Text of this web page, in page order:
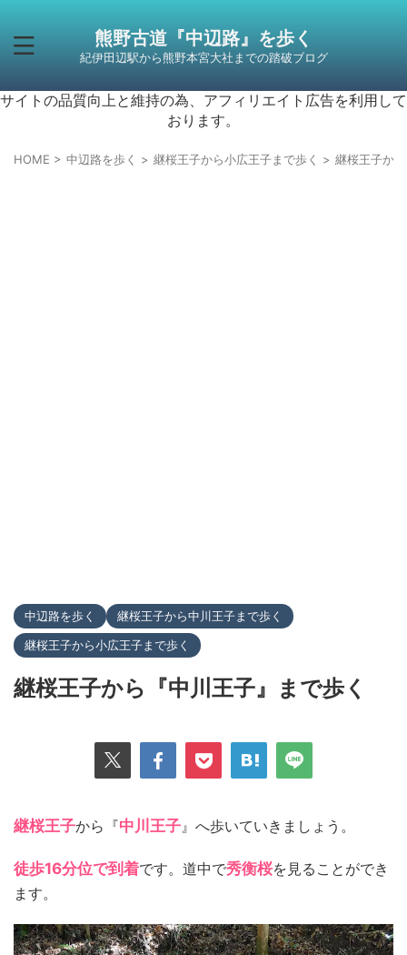
熊野古道『中辺路』を歩く
紀伊田辺駅から熊野本宮大社までの踏破ブログ
サイトの品質向上と維持の為、アフィリエイト広告を利用して
おります。
HOME > 中辺路を歩く > 継桜王子から小広王子まで歩く > 継桜王子か
中辺路を歩く
継桜王子から中川王子まで歩く
継桜王子から小広王子まで歩く
継桜王子から『中川王子』まで歩く
継桜王子から『中川王子』へ歩いていきましょう。
徒歩16分位で到着です。道中で秀衡桜を見ることができ
ます。